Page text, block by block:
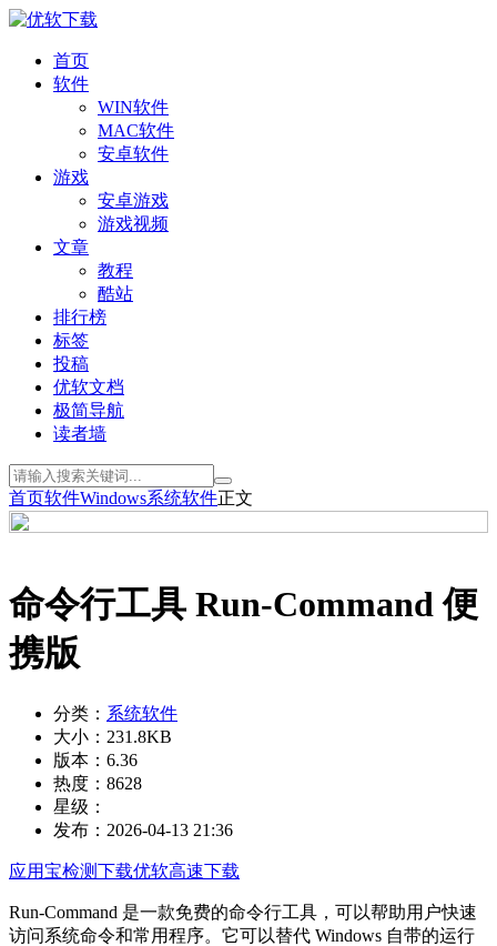
首页
软件
WIN软件
MAC软件
安卓软件
游戏
安卓游戏
游戏视频
文章
教程
酷站
排行榜
标签
投稿
优软文档
极简导航
读者墙
首页软件Windows系统软件正文
命令行工具 Run-Command 便
携版
分类： 系统软件
大小： 231.8KB
版本： 6.36
热度： 8628
星级：
发布： 2026-04-13 21:36
应用宝检测下载优软高速下载
Run-Command 是一款免费的命令行工具，可以帮助用户快速
访问系统命令和常用程序。它可以替代 Windows 自带的运行